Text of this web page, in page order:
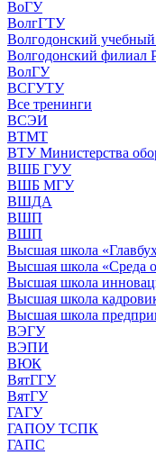
ВоГУ
ВолгГТУ
Волгодонский
Волгодонский
ВолГУ
ВСГУТУ
Все тренинги
ВСЭИ
ВТМТ
ВТУ Министерства
ВШБ ГУУ
ВШБ МГУ
ВШДА
ВШП
ВШП
Высшая школа
Высшая школа «Среда
Высшая школа
Высшая школа
Высшая школа
ВЭГУ
ВЭПИ
ВЮК
ВятГГУ
ВятГУ
ГАГУ
ГАПОУ ТСПК
ГАПС